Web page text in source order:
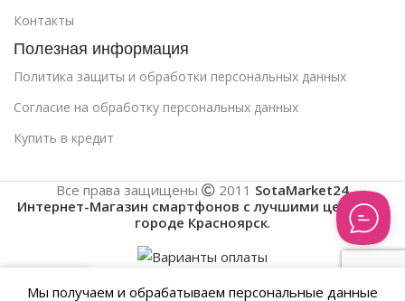
Контакты
Полезная информация
Политика защиты и обработки персональных данных
Cогласие на обработку персональных данных
Купить в кредит
Все права защищены 2011 SotaMarket24
Интернет-Магазин смартфонов с лучшими ценами в
городе Красноярск.
Мы получаем и обрабатываем персональные данные